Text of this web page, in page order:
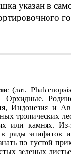
указан в
(лат.
Орхидные.
Индонезия и
тропических
или камнях. Из-
ряды эпифитов
по густой
зеленых